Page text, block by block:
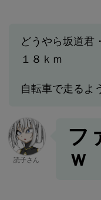
どうやら坂道君
１８ｋｍ
自転車で走るよ
読子さん
フ
ｗ